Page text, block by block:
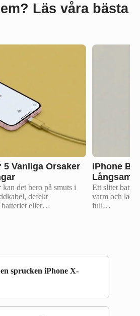
Läs våra bästa
Vanliga Orsaker
det bero på smuts i
defekt
batteriet eller…
iPhone
Ett slitet
varm och
full…
sprucken iPhone X-